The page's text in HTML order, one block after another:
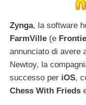
Zynga, la software
FarmVille (e
annunciato di avere
Newtoy, la
successo per iOS,
Chess With Frieds